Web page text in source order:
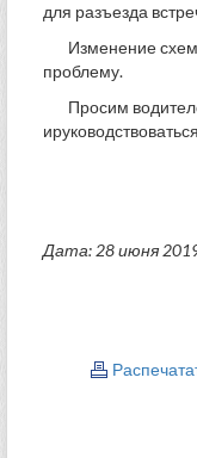
для разъезда
Изменение
проблему.
Просим
Дата: 28 июня